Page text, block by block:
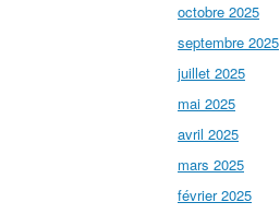
octobre 2025
septembre 2025
juillet 2025
mai 2025
avril 2025
mars 2025
février 2025